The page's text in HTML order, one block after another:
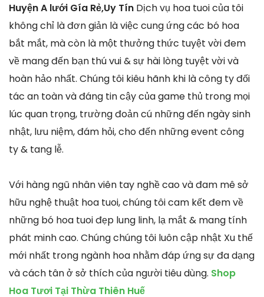
Huyện A lưới Gía Rẻ,Uy Tín Dịch vụ hoa tuoi của tôi
không chỉ là đơn giản là việc cung ứng các bó hoa
bắt mắt, mà còn là một thưởng thức tuyệt vời đem
về mang đến bạn thú vui & sự hài lòng tuyệt vời và
hoàn hảo nhất. Chúng tôi kiêu hãnh khi là công ty đối
tác an toàn và đáng tin cậy của game thủ trong mọi
lúc quan trọng, trường đoản cú những đến ngày sinh
nhật, lưu niệm, đám hỏi, cho đến những event công
ty & tang lễ.
Với hàng ngũ nhân viên tay nghề cao và đam mê sở
hữu nghệ thuật hoa tuoi, chúng tôi cam kết đem về
những bó hoa tuoi đẹp lung linh, lạ mắt & mang tính
phát minh cao. Chúng chúng tôi luôn cập nhật Xu thế
mới nhất trong ngành hoa nhằm đáp ứng sự đa dạng
và cách tân ở sở thích của người tiêu dùng. Shop
Hoa Tươi Tại Thừa Thiên Huế